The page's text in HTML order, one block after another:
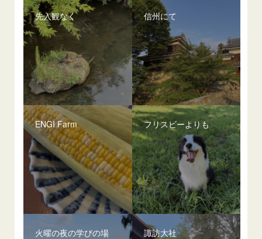
先入観なく 信州にて
ENGI Farm フリスビーよりも
火曜の夜の学びの場 諏訪大社